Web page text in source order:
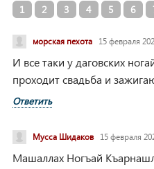
1 2 3 4 5 6
морская пехота 15 февраля
И все таки у даговских
проходит свадьба и
Ответить
Мусса Шидаков 15 февраля
Машаллах Ногъай